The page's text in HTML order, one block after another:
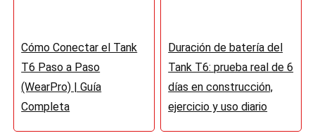
Cómo Conectar el Tank
T6 Paso a Paso
(WearPro) | Guía
Completa
Duración de batería del
Tank T6: prueba real de 6
días en construcción,
ejercicio y uso diario